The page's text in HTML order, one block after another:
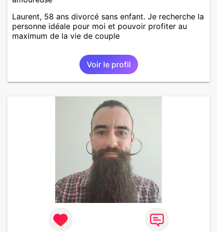
Laurent, 58 ans divorcé sans enfant. Je recherche la
personne idéale pour moi et pouvoir profiter au
maximum de la vie de couple
Voir le profil